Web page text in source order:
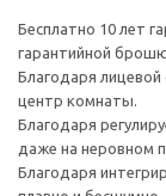
Бесплатно 10 лет
гарантийной
Благодаря
центр комнаты.
Благодаря
даже на неровном
Благодаря